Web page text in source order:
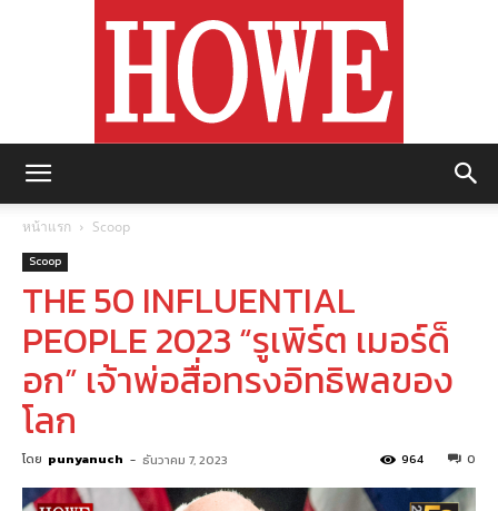
หน้าแรก Scoop
Scoop
THE 50 INFLUENTIAL
PEOPLE 2023 “รูเพิร์ต เมอร์ด็
อก” เจ้าพ่อสื่อทรงอิทธิพลของ
โลก
โดย punyanuch - ธันวาคม 7, 2023 0
964